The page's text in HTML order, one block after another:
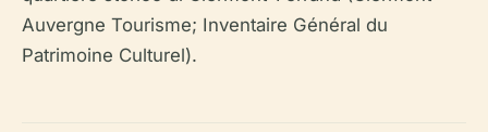
Auvergne Tourisme; Inventaire Général du
Patrimoine Culturel).